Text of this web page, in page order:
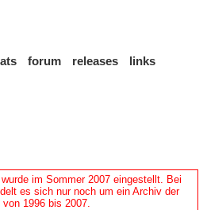
im Sommer 2007 eingestellt. Bei
es sich nur noch um ein Archiv der
von 1996 bis 2007.
forum releases
links